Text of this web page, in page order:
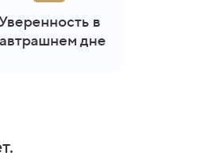
в
дне